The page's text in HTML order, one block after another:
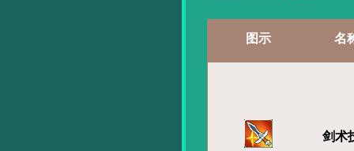
图示 名
剑术